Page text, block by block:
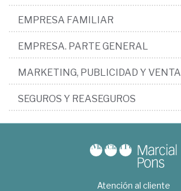
EMPRESA FAMILIAR
EMPRESA. PARTE GENERAL
MARKETING, PUBLICIDAD Y VENTA
SEGUROS Y REASEGUROS
Atención al cliente